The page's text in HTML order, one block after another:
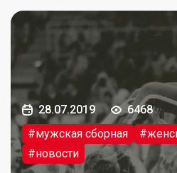
28.07.2019
6468
#мужская сборная
#новости